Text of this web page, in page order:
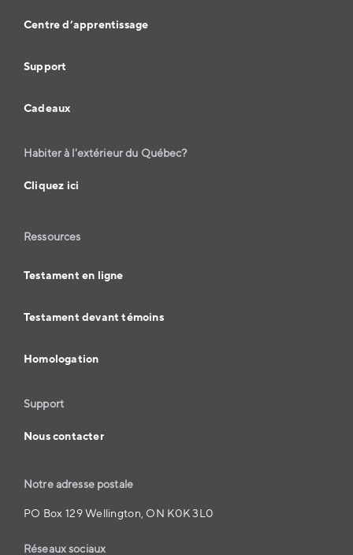
Centre d’apprentissage
Support
Cadeaux
Habiter à l'extérieur du Québec?
Cliquez ici
Ressources
Testament en ligne
Testament devant témoins
Homologation
Support
Nous contacter
Notre adresse postale
PO Box 129 Wellington, ON K0K 3L0
Réseaux sociaux